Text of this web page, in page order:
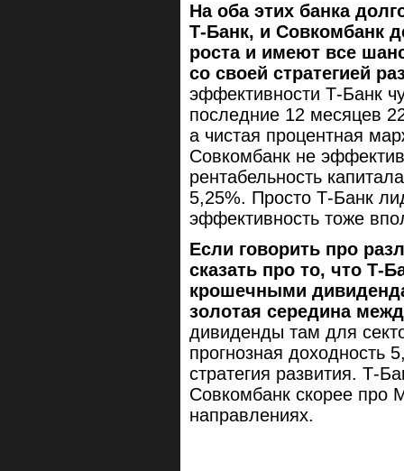
На оба этих банка
Т-Банк, и Совкомбанк
роста и имеют все
со своей стратегией
эффективности Т-Банк
последние 12 месяцев
а чистая процентная
Совкомбанк не
рентабельность
5,25%. Просто Т-Банк
эффективность тоже
Если говорить про
сказать про то, что Т-
крошечными
золотая середина
дивиденды там для
прогнозная доходность
стратегия развития. Т-
Совкомбанк скорее про
направлениях.